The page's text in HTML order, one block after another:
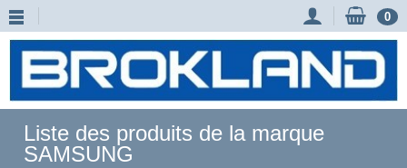
0
Liste des produits de la marque
SAMSUNG